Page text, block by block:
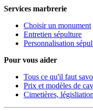
Services marbrerie
Choisir un monument
Entretien sépulture
Personnalisation
Pour vous aider
Tous ce qu'il faut
Prix et modèles de
Cimetières,